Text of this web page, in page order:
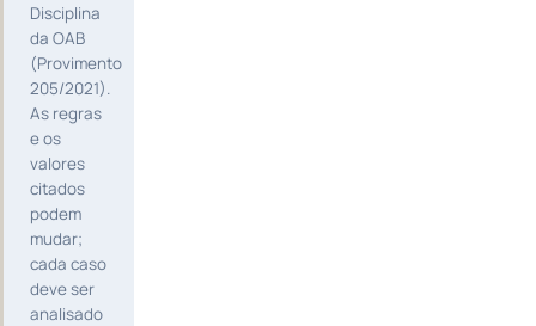
Disciplina
da OAB
(Provimento
205/2021).
As regras
e os
valores
citados
podem
mudar;
cada caso
deve ser
analisado